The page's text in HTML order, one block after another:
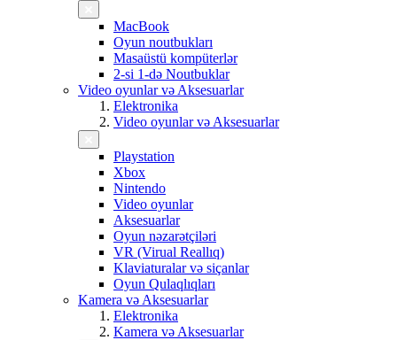
MacBook
Oyun noutbukları
Masaüstü kompüterlər
2-si 1-də Noutbuklar
Video oyunlar və Aksesuarlar
Elektronika
Video oyunlar və Aksesuarlar
Playstation
Xbox
Nintendo
Video oyunlar
Aksesuarlar
Oyun nəzarətçiləri
VR (Virual Reallıq)
Klaviaturalar və siçanlar
Oyun Qulaqlıqları
Kamera və Aksesuarlar
Elektronika
Kamera və Aksesuarlar